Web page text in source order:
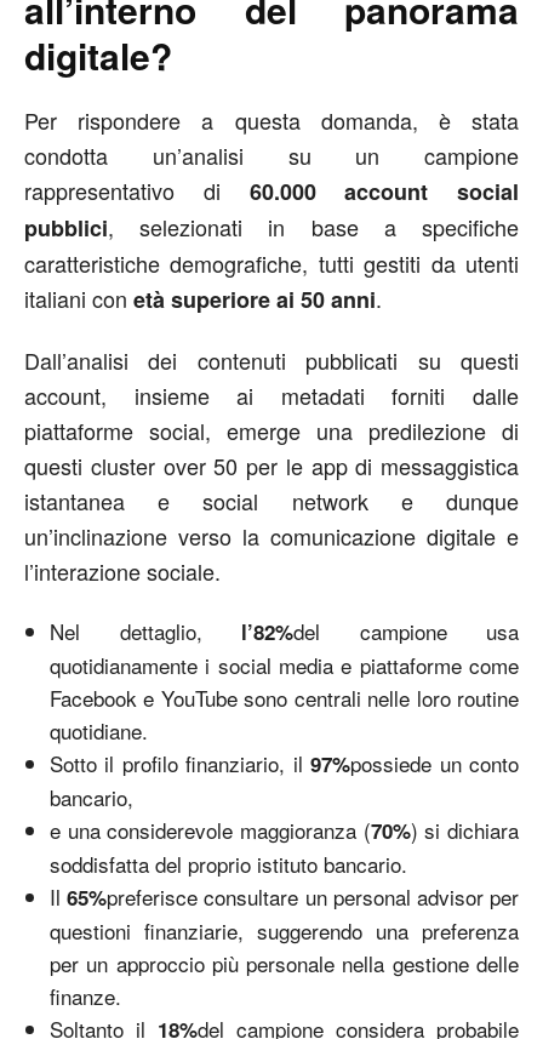
digitale?
Per rispondere a questa domanda, è stata
condotta un’analisi su un campione
rappresentativo di 60.000 account social
pubblici, selezionati in base a specifiche
caratteristiche demografiche, tutti gestiti da utenti
italiani con età superiore ai 50 anni.
Dall’analisi dei contenuti pubblicati su questi
account, insieme ai metadati forniti dalle
piattaforme social, emerge una predilezione di
questi cluster over 50 per le app di messaggistica
istantanea e social network e dunque
un’inclinazione verso la comunicazione digitale e
l’interazione sociale.
Nel dettaglio, l’82%del campione usa
quotidianamente i social media e piattaforme come
Facebook e YouTube sono centrali nelle loro routine
quotidiane.
Sotto il profilo finanziario, il97%possiede un conto
bancario,
e una considerevole maggioranza (70%) si dichiara
soddisfatta del proprio istituto bancario.
Il65%preferisce consultare un personal advisor per
questioni finanziarie, suggerendo una preferenza
per un approccio più personale nella gestione delle
finanze.
Soltanto il 18%del campione considera probabile